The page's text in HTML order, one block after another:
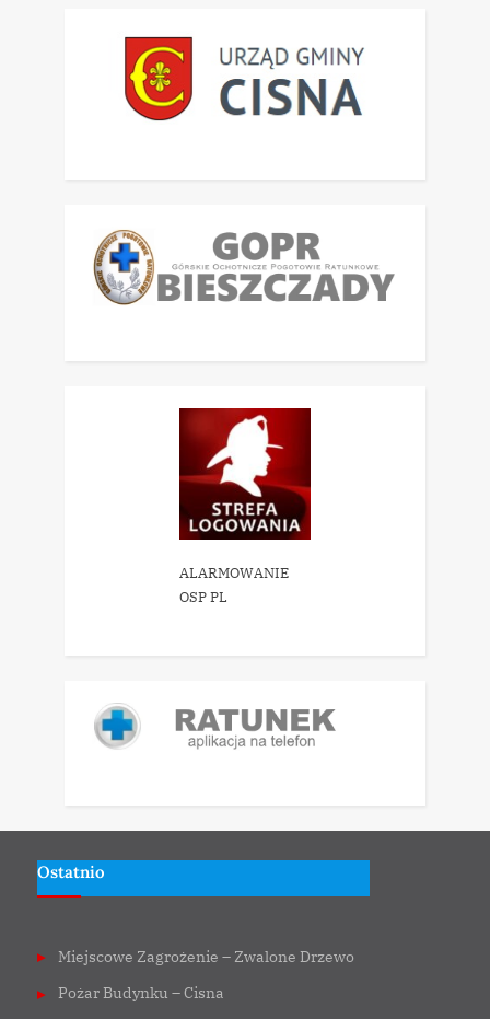
ALARMOWANIE
OSP PL
Ostatnio
Miejscowe Zagrożenie – Zwalone Drzewo
Pożar Budynku – Cisna